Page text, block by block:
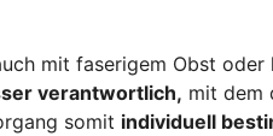
mit faserigem Obst oder
verantwortlich, mit dem
somit individuell